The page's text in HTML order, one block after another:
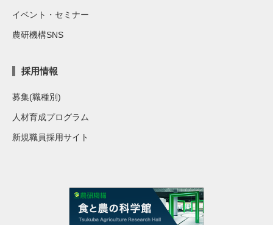
イベント・セミナー
農研機構SNS
採用情報
募集(職種別)
人材育成プログラム
新規職員採用サイト